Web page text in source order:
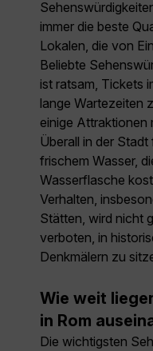
immer die beste
Lokalen, die von
Beliebte
ist ratsam, Tickets
lange Wartezeiten
einige Attraktionen
Überall in der
frischem Wasser,
Wasserflasche
Verhalten,
Stätten, wird nicht
verboten, in
Denkmälern zu
Wie weit
in Rom
Die wichtigsten